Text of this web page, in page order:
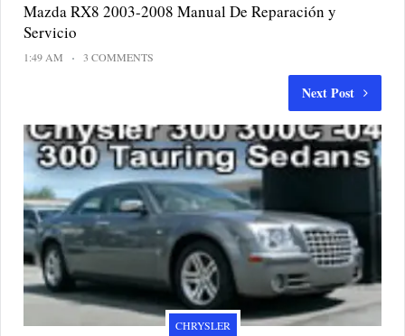
Mazda RX8 2003-2008 Manual De Reparación y
Servicio
1:49 AM 3 COMMENTS
Next Post
CHRYSLER